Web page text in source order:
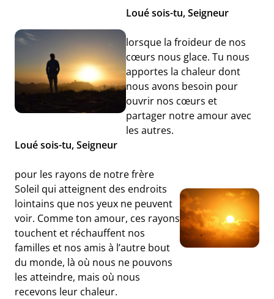
Loué sois-tu, Seigneur
lorsque la froideur de nos
cœurs nous glace. Tu nous
apportes la chaleur dont
nous avons besoin pour
ouvrir nos cœurs et
partager notre amour avec
les autres.
Loué sois-tu, Seigneur
pour les rayons de notre frère
Soleil qui atteignent des endroits
lointains que nos yeux ne peuvent
voir. Comme ton amour, ces rayons
touchent et réchauffent nos
familles et nos amis à l’autre bout
du monde, là où nous ne pouvons
les atteindre, mais où nous
recevons leur chaleur.